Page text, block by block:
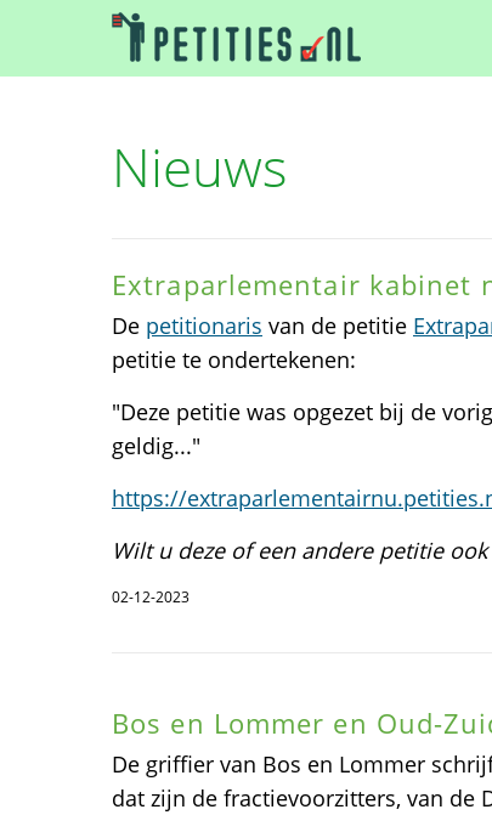
Nieuws
Extraparlementair kabinet
De petitionaris van de petitie
petitie te ondertekenen:
"Deze petitie was opgezet bij de
geldig..."
https://
Wilt u deze of een andere petitie ook
02-12-2023
Bos en Lommer en Oud-
De griffier van Bos en Lommer
dat zijn de fractievoorzitters, van de